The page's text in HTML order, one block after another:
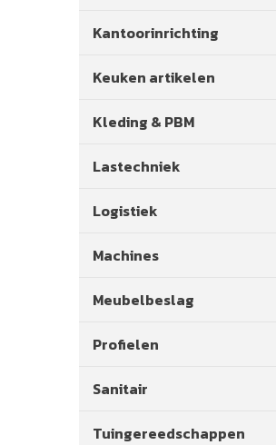
Kantoorinrichting
Keuken artikelen
Kleding & PBM
Lastechniek
Logistiek
Machines
Meubelbeslag
Profielen
Sanitair
Tuingereedschappen